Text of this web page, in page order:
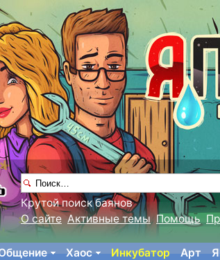
Крутой поиск баянов
О сайте Активные темы Помощь
Хаос Инкубатор Арт